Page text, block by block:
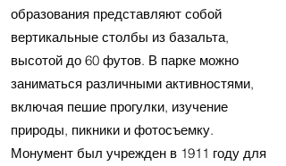
образования представляют собой
вертикальные столбы из базальта,
высотой до 60 футов. В парке можно
заниматься различными активностями,
включая пешие прогулки, изучение
природы, пикники и фотосъемку.
Монумент был учрежден в 1911 году для